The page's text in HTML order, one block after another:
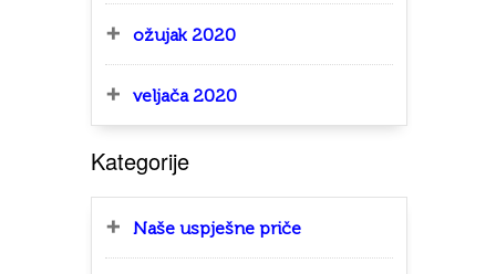
ožujak 2020
veljača 2020
Kategorije
Naše uspješne priče